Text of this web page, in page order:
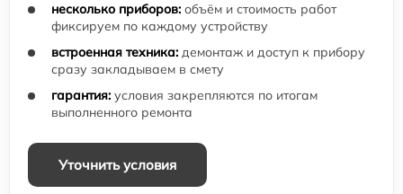
несколько приборов: объём и стоимость работ
фиксируем по каждому устройству
встроенная техника: демонтаж и доступ к прибору
сразу закладываем в смету
гарантия: условия закрепляются по итогам
выполненного ремонта
Уточнить условия